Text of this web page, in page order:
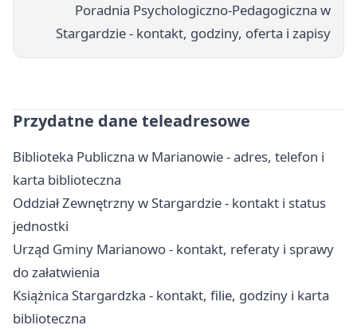
Poradnia Psychologiczno-Pedagogiczna w
Stargardzie - kontakt, godziny, oferta i zapisy
Przydatne dane teleadresowe
Biblioteka Publiczna w Marianowie - adres, telefon i
karta biblioteczna
Oddział Zewnętrzny w Stargardzie - kontakt i status
jednostki
Urząd Gminy Marianowo - kontakt, referaty i sprawy
do załatwienia
Książnica Stargardzka - kontakt, filie, godziny i karta
biblioteczna